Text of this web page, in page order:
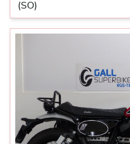
(SO)